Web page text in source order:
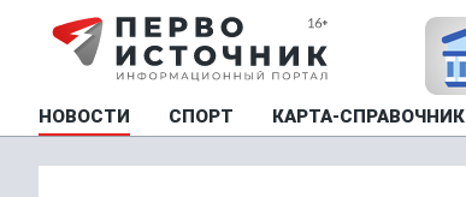
НОВОСТИ СПОРТ КАРТА-СПРАВОЧНИК